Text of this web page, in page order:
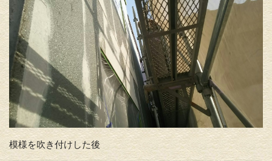
模様を吹き付けした後